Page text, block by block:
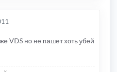
VDS но не пашет хоть убей